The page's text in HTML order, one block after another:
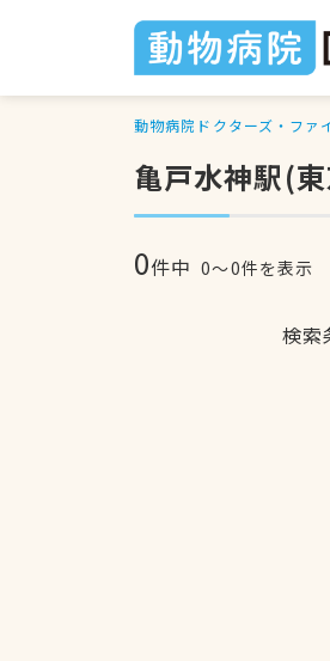
動物病院ドクターズ・ファ
亀戸水神駅(
0件中 0〜0件を表示
検索